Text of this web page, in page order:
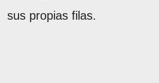
sus propias filas.